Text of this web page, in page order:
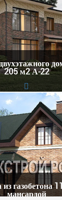
205 м2 А-22
газобетона
мансардой